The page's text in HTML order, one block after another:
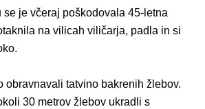
je včeraj poškodovala 45-letna
na vilicah viličarja, padla in si
obravnavali tatvino bakrenih žlebov.
30 metrov žlebov ukradli s